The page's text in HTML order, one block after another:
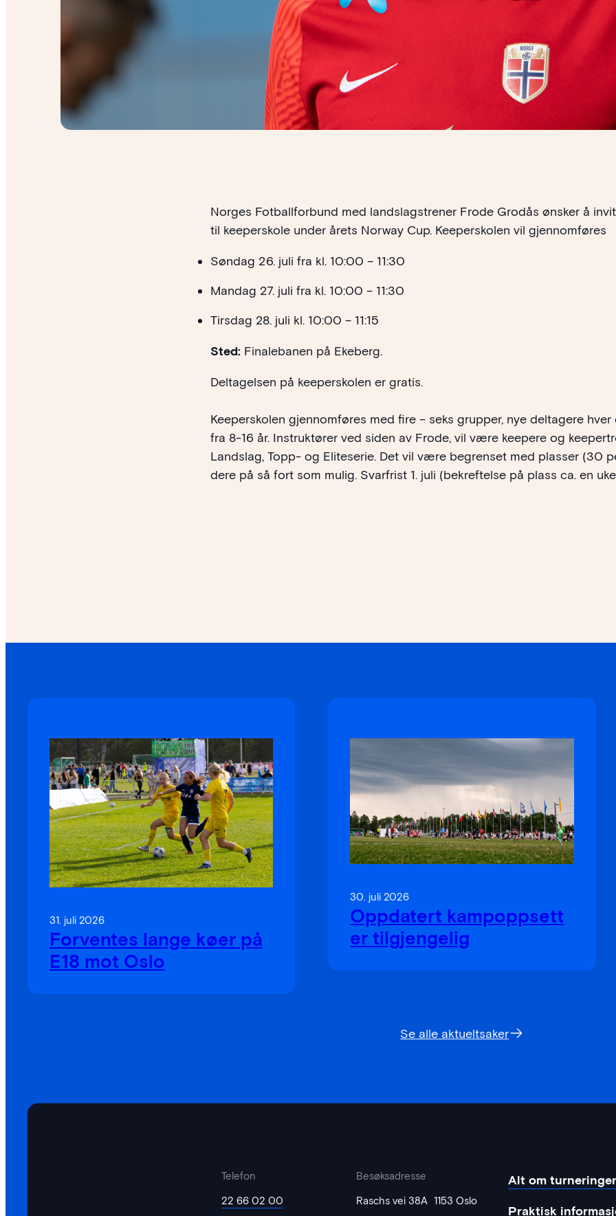
Norges Fotballforbund med landslagstrener Frode Grodås ønsker å
til keeperskole under årets Norway Cup. Keeperskolen vil gjennomføres
Søndag 26. juli fra kl. 10:00 – 11:30
Mandag 27. juli fra kl. 10:00 – 11:30
Tirsdag 28. juli kl. 10:00 – 11:15
Sted:Finalebanen på Ekeberg.
Deltagelsen på keeperskolen er gratis.
Keeperskolen gjennomføres med fire – seks grupper, nye deltagere hver
fra 8-16 år. Instruktører ved siden av Frode, vil være keepere og
Landslag, Topp- og Eliteserie. Det vil være begrenset med plasser (30
dere på så fort som mulig. Svarfrist 1. juli (bekreftelse på plass ca. en
31. juli 2026
Forventes lange køer på
E18 mot Oslo
30. juli 2026
Oppdatert kampoppsett
er tilgjengelig
Se alle aktueltsaker
Telefon
22 66 02 00
Besøksadresse
Raschs vei 38A 1153 Oslo
Alt om
Praktisk